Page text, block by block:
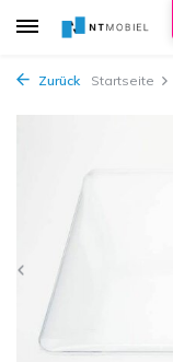
Zurück Startseite